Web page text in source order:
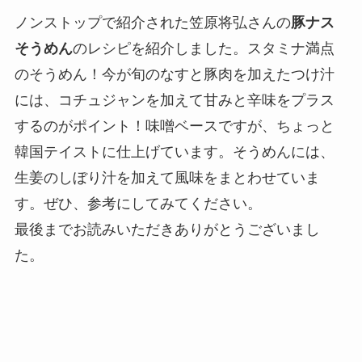
ノンストップで紹介された笠原将弘さんの豚ナス
そうめんのレシピを紹介しました。スタミナ満点
のそうめん！今が旬のなすと豚肉を加えたつけ汁
には、コチュジャンを加えて甘みと辛味をプラス
するのがポイント！味噌ベースですが、ちょっと
韓国テイストに仕上げています。そうめんには、
生姜のしぼり汁を加えて風味をまとわせていま
す。ぜひ、参考にしてみてください。
最後までお読みいただきありがとうございまし
た。